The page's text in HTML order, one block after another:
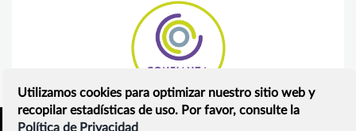
Utilizamos cookies para optimizar nuestro sitio web y
recopilar estadísticas de uso. Por favor, consulte la
Política de Privacidad